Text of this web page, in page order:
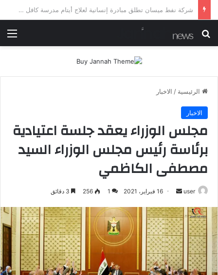
شرطة ميسان تلقي القبض على مطلقي العيارات النارية أثناء تشييع جنائزي في العمارة
بحث عن
الرئيسية / الاخبار
الاخبار
مجلس الوزراء يعقد جلسة اعتيادية
برئاسة رئيس مجلس الوزراء السيد
مصطفى الكاظمي
user
أرسل
إلكترونيا
16 فبراير، 2021 1
256